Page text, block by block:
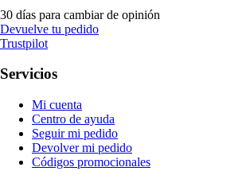
30 días para cambiar de opinión
Devuelve tu pedido
Trustpilot
Servicios
Mi cuenta
Centro de ayuda
Seguir mi pedido
Devolver mi pedido
Códigos promocionales